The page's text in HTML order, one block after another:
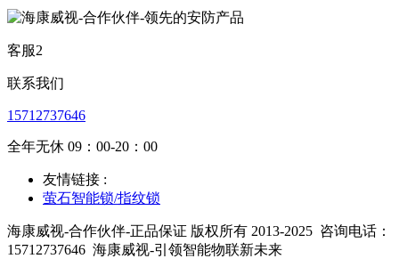
客服2
联系我们
15712737646
全年无休 09：00-20：00
友情链接 :
萤石智能锁/指纹锁
海康威视-合作伙伴-正品保证 版权所有 2013-2025 咨询电话：
15712737646 海康威视-引领智能物联新未来